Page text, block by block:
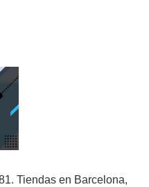
Tiendas en Barcelona,